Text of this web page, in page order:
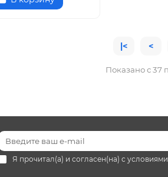
|< <
Показано с 37
Я прочитал(а) и согласен(на) с условиями